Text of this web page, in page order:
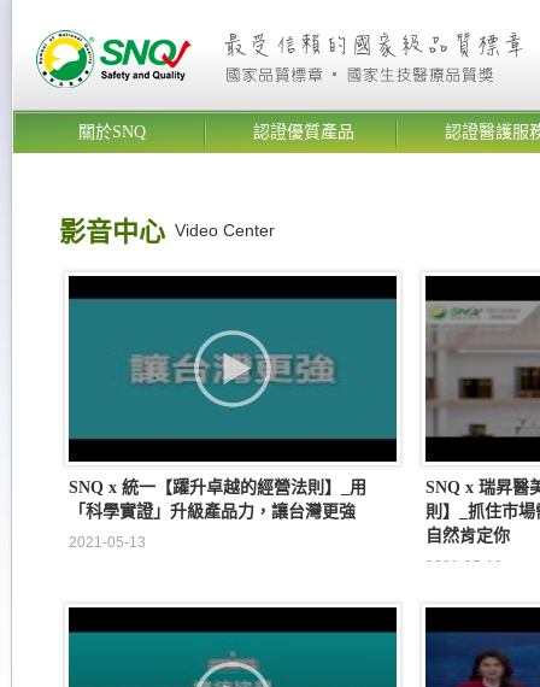
關於SNQ 認證優質產品 認證醫護服
影音中心 Video Center
SNQ x 統一【躍升卓越的經營法則】_用
「科學實證」升級產品力，讓台灣更強
2021-05-13
SNQ x 瑞昇醫
則】_抓住市
自然肯定你
2021-05-13